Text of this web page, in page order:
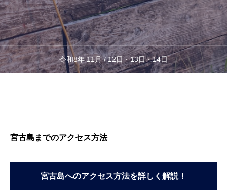
令和8年 11月 / 12日・13日・14日
宮古島までのアクセス方法
宮古島へのアクセス方法を詳しく解説！